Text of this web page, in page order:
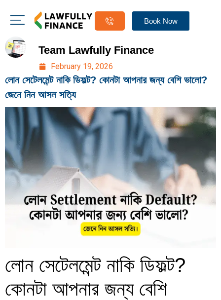
Book Now
Team Lawfully Finance
February 19, 2026
লোন সেটেলমেন্ট নাকি ডিফল্ট? কোনটা আপনার জন্য বেশি ভালো?
জেনে নিন আসল সত্যি
লোন সেটেলমেন্ট নাকি ডিফল্ট?
কোনটা আপনার জন্য বেশি